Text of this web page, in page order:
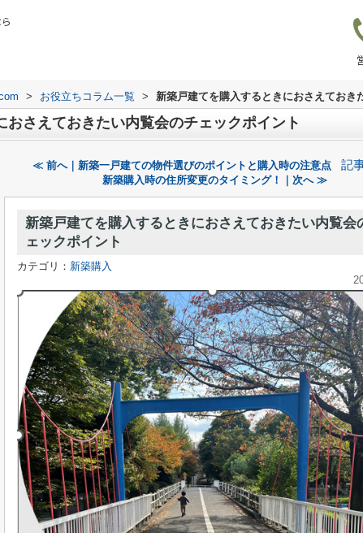
> お役立ちコラム一覧 > 新築戸建てを購入するときにおさえておき
さえておきたい内覧会のチェックポイント
≪ 前へ｜新築一戸建ての物件選びのポイントと購入時の注意点 記
新築購入時の住所変更のタイミング！｜次へ ≫
新築戸建てを購入するときにおさえておきたい内覧会
ェックポイント
カテゴリ： 新築購入